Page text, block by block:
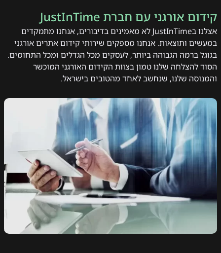
קידום אורגני עם חברת JustInTime
אצלנו בJustInTime לא מאמינים בדיבורים, אנחנו מתמקדים
במעשים ותוצאות. אנחנו מספקים שירותי קידום אתרים אורגני
בגוגל ברמה הגבוהה ביותר, לעסקים מכל הגדלים ומכל התחומים.
הסוד להצלחה שלנו טמון בצוות הקידום האורגני המוכשר
והמנוסה שלנו, שנחשב לאחד מהטובים בישראל.